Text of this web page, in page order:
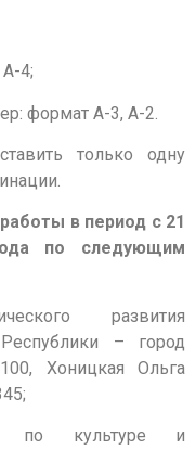
4;
формат А-3, А-2.
только одну
в период с 21
по следующим
развития
– город
Хоницкая Ольга
по культуре и